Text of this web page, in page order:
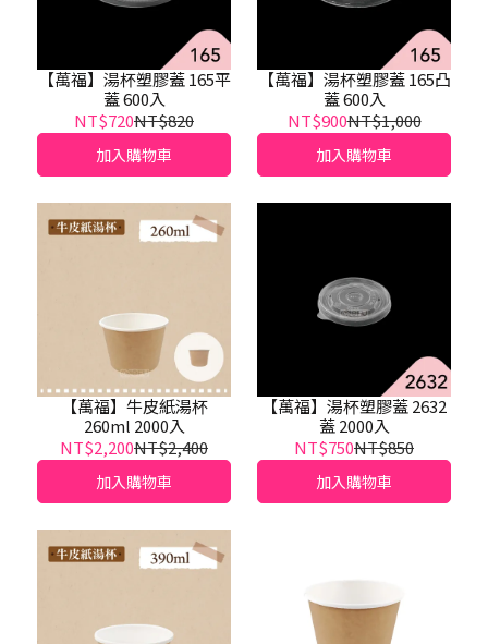
【萬福】湯杯塑膠蓋 165平
蓋 600入
NT$720NT$820
加入購物車
【萬福】湯杯塑膠蓋 165凸
蓋 600入
NT$900NT$1,000
加入購物車
【萬福】牛皮紙湯杯
260ml 2000入
NT$2,200NT$2,400
加入購物車
【萬福】湯杯塑膠蓋 2632
蓋 2000入
NT$750NT$850
加入購物車